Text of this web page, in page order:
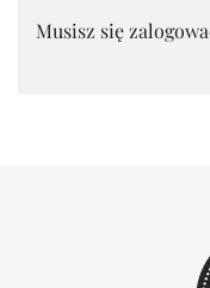
Musisz się